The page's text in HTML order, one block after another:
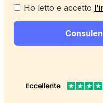
Ho letto e accetto